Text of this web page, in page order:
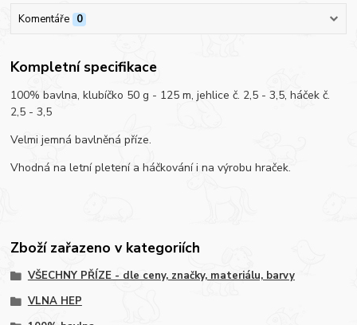
Komentáře 0
Kompletní specifikace
100% bavlna, klubíčko 50 g - 125 m, jehlice č. 2,5 - 3,5, háček č.
2,5 - 3,5
Velmi jemná bavlněná příze.
Vhodná na letní pletení a háčkování i na výrobu hraček.
Zboží zařazeno v kategoriích
VŠECHNY PŘÍZE - dle ceny, značky, materiálu, barvy
VLNA HEP